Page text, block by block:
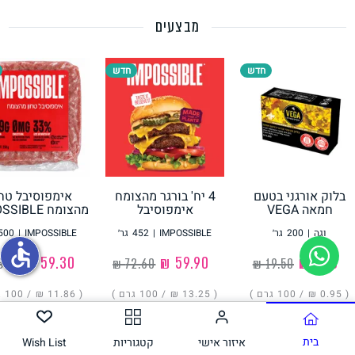
גבינות טבעוניות
מבצעים
חדש
בלוק אורגני בטעם
חמאה VEGA
200 גר׳ | וגה
‏19.50 ₪ ‏1.90 ₪
( ‏0.95 ₪ / 100 גרם )
חדש
4 יח' בורגר מהצומח
אימפוסיבל
452 גר׳ | IMPOSSIBLE
‏72.60 ₪
( ‏13.25 ₪ / 100 גרם )
אימפוסיבל
מהצומח IMPOSSIBLE
| IMPOSSIBLE
‏68.00 ₪
( ‏11.86 ₪ / 100 גרם
הוסיפו בית איזור אישי קטגוריות Wish List
accessible